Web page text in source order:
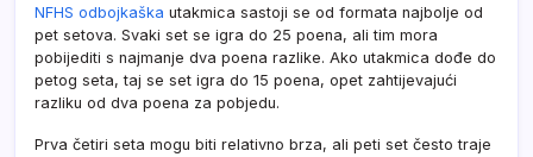
NFHS odbojkaška utakmica sastoji se od formata najbolje od
pet setova. Svaki set se igra do 25 poena, ali tim mora
pobijediti s najmanje dva poena razlike. Ako utakmica dođe do
petog seta, taj se set igra do 15 poena, opet zahtijevajući
razliku od dva poena za pobjedu.
Prva četiri seta mogu biti relativno brza, ali peti set često traje